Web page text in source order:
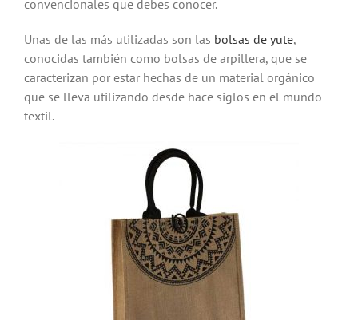
convencionales que debes conocer.
Unas de las más utilizadas son las bolsas de yute,
conocidas también como bolsas de arpillera, que se
caracterizan por estar hechas de un material orgánico
que se lleva utilizando desde hace siglos en el mundo
textil.